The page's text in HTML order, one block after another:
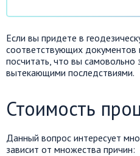
Если вы придете в
соответствующих документов
посчитать, что вы самовольно
вытекающими последствиями.
Стоимость
Данный вопрос интересует
зависит от множества причин: